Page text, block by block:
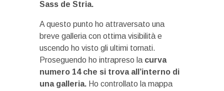
Sass de Stria.
A questo punto ho attraversato una
breve galleria con ottima visibilità e
uscendo ho visto gli ultimi tornati.
Proseguendo ho intrapreso la curva
numero 14 che si trova all’interno di
una galleria. Ho controllato la mappa